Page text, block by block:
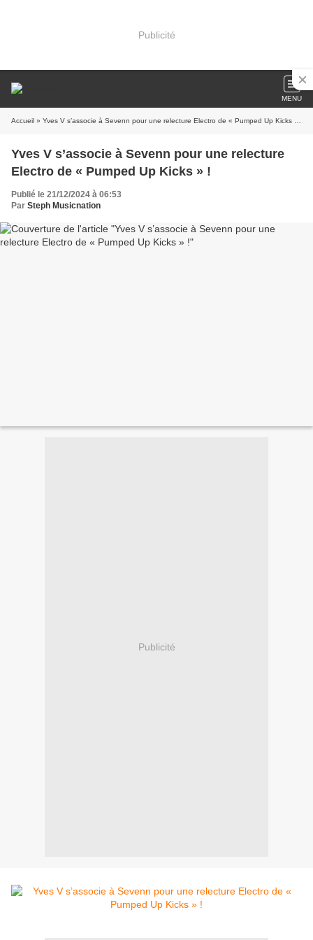
Publicité
MENU
Accueil » Yves V s’associe à Sevenn pour une relecture Electro de « Pumped Up Kicks » !
Yves V s’associe à Sevenn pour une relecture
Electro de « Pumped Up Kicks » !
Publié le 21/12/2024 à 06:53
Par Steph Musicnation
Publicité